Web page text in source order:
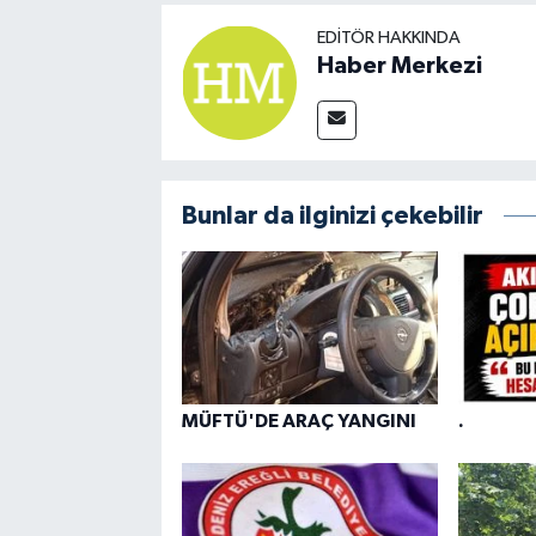
EDITÖR HAKKINDA
Haber Merkezi
Bunlar da ilginizi çekebilir
MÜFTÜ'DE ARAÇ YANGINI .